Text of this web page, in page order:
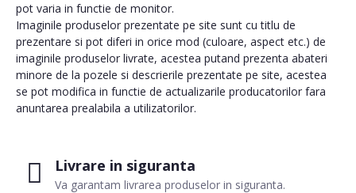
Livrare in siguranta
Va garantam livrarea produselor in siguranta.
pot varia in functie de monitor.
Imaginile produselor prezentate pe site sunt cu titlu de
prezentare si pot diferi in orice mod (culoare, aspect etc.) de
imaginile produselor livrate, acestea putand prezenta abateri
minore de la pozele si descrierile prezentate pe site, acestea
se pot modifica in functie de actualizarile producatorilor fara
anuntarea prealabila a utilizatorilor.